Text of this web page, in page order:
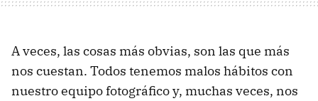
A veces, las cosas más obvias, son las que más
nos cuestan. Todos tenemos malos hábitos con
nuestro equipo fotográfico y, muchas veces, nos